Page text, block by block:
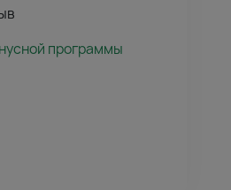
программы